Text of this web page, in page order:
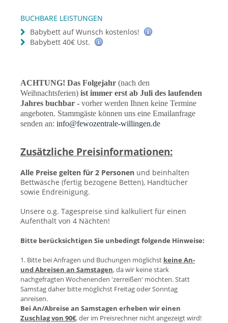
BUCHBARE LEISTUNGEN
Babybett auf Wunsch kostenlos!
Babybett 40€ Ust.
ACHTUNG! Das Folgejahr (nach den
Weihnachtsferien) ist immer erst ab Juli des laufenden
Jahres buchbar - vorher werden Ihnen keine Termine
angeboten. Stammgäste können uns eine Emailanfrage
senden an: info@fewozentrale-willingen.de
Zusätzliche Preisinformationen:
Alle Preise gelten für 2 Personen und beinhalten
Bettwäsche (fertig bezogene Betten), Handtücher
sowie Endreinigung.
Unsere o.g. Tagespreise sind kalkuliert für einen
Aufenthalt von 4 Nächten!
Bitte berücksichtigen Sie unbedingt folgende Hinweise:
1. Bitte bei Anfragen und Buchungen möglichst keine An-
und Abreisen an Samstagen, da wir keine stark
nachgefragten Wochenenden 'zerreißen' möchten. Statt
Samstag daher bitte möglichst Freitag oder Sonntag
anreisen.
Bei An/Abreise an Samstagen erheben wir einen
Zuschlag von 90€, der im Preisrechner nicht angezeigt wird!